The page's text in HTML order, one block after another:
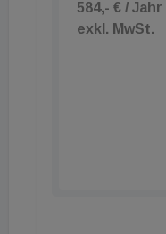
584,- € / Jahr
exkl. MwSt.